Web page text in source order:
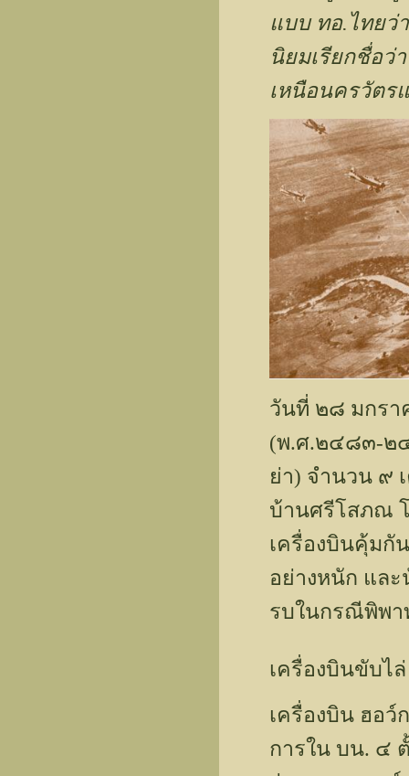
แบบ ทอ.ไทยว่
นิยมเรียกชื่อว่
เหนือนครวัตร
วันที่ ๒๘ มกร
(พ.ศ.๒๔๘๓-๒
ย่า) จำนวน ๙
บ้านศรีโสภณ
เครื่องบินคุ้มกั
อย่างหนัก แล
รบในกรณีพิพา
เครื่องบินขับไล่
เครื่องบิน ฮอว์
การใน บน. ๔